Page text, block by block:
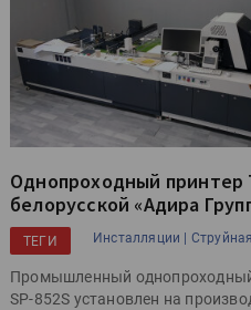
Однопроходный принтер
белорусской «Адира
ТЕГИ Инсталляции |
Промышленный
SP-852S установлен на